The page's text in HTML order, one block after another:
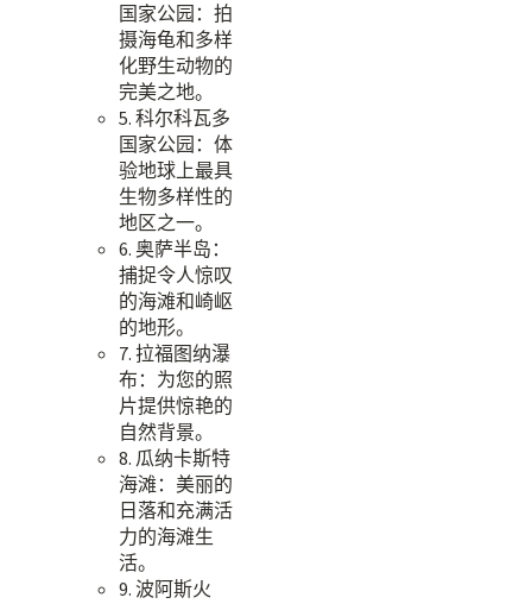
国家公园：拍
摄海龟和多样
化野生动物的
完美之地。
5. 科尔科瓦多
国家公园：体
验地球上最具
生物多样性的
地区之一。
6. 奥萨半岛：
捕捉令人惊叹
的海滩和崎岖
的地形。
7. 拉福图纳瀑
布：为您的照
片提供惊艳的
自然背景。
8. 瓜纳卡斯特
海滩：美丽的
日落和充满活
力的海滩生
活。
9. 波阿斯火